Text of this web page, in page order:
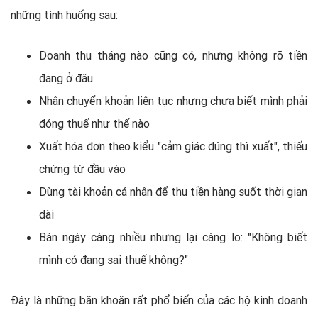
những tình huống sau:
Doanh thu tháng nào cũng có, nhưng không rõ tiền
đang ở đâu
Nhận chuyển khoản liên tục nhưng chưa biết mình phải
đóng thuế như thế nào
Xuất hóa đơn theo kiểu "cảm giác đúng thì xuất", thiếu
chứng từ đầu vào
Dùng tài khoản cá nhân để thu tiền hàng suốt thời gian
dài
Bán ngày càng nhiều nhưng lại càng lo: "Không biết
mình có đang sai thuế không?"
Đây là những băn khoăn rất phổ biến của các hộ kinh doanh